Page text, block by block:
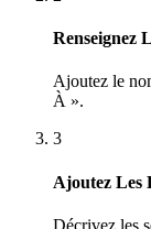
Renseignez
Ajoutez le
À ».
3
Ajoutez Les
Décrivez les